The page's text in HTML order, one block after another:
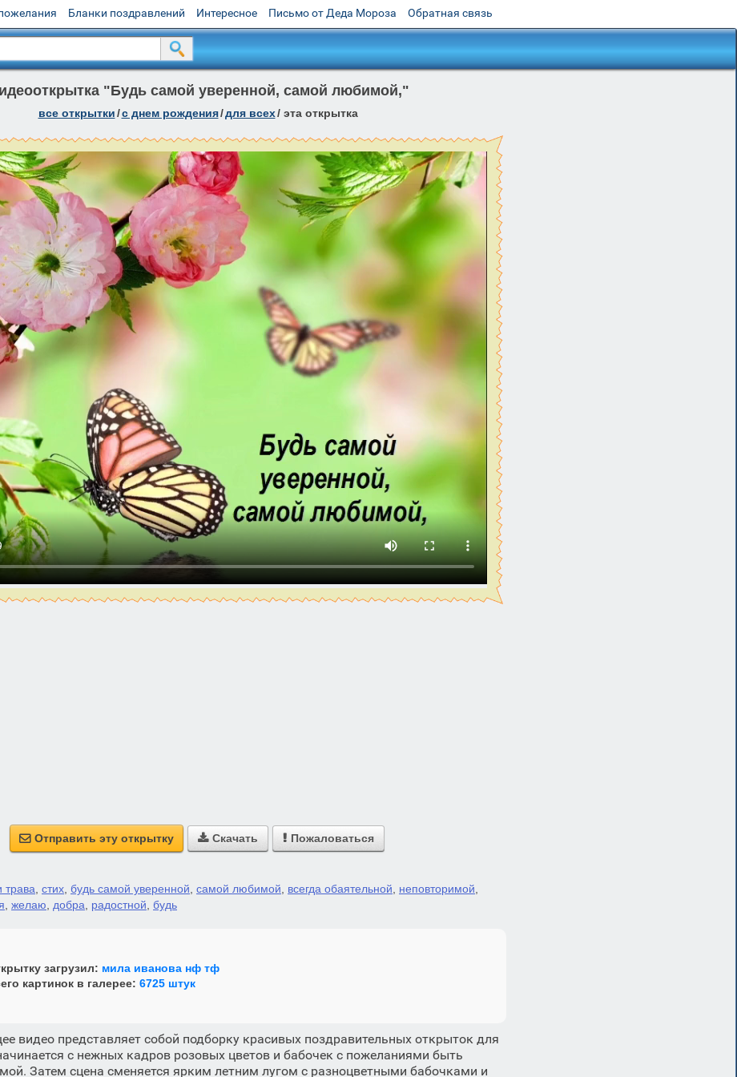
Бланки поздравлений Интересное Письмо от Деда Мороза Обратная связь
"Будь самой уверенной, самой любимой,"
все открытки/c днем рождения/для всех/ эта открытка
 Отправить эту открытку  Скачать  Пожаловаться
трава стих будь самой уверенной самой любимой всегда обаятельной неповторимой
желаю добра радостной будь
загрузил: мила иванова нф тф
картинок в галерее: 6725 штук
видео представляет собой подборку красивых поздравительных открыток для
с нежных кадров розовых цветов и бабочек с пожеланиями быть
Затем сцена сменяется ярким летним лугом с разноцветными бабочками и